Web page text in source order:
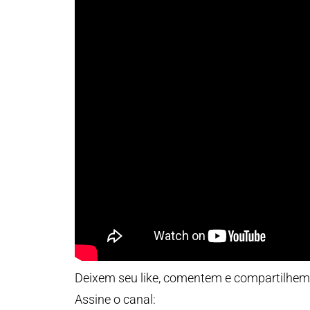
Deixem seu like, comentem e
Assine o canal: